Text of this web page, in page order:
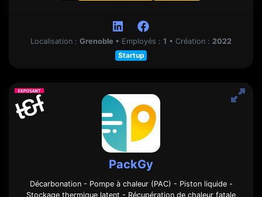
Localisation : Grenoble • Employés : 1 • Création : 2022
Startup
PackGy
Décarbonation - Pompe à chaleur (PAC) - Piston liquide -
Stockage thermique latent - Récupération de chaleur fatale